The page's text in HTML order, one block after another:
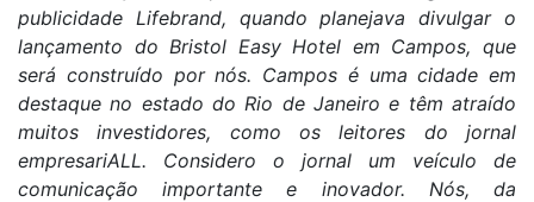
publicidade Lifebrand, quando planejava divulgar o
lançamento do Bristol Easy Hotel em Campos, que
será construído por nós. Campos é uma cidade em
destaque no estado do Rio de Janeiro e têm atraído
muitos investidores, como os leitores do jornal
empresariALL. Considero o jornal um veículo de
comunicação importante e inovador. Nós, da